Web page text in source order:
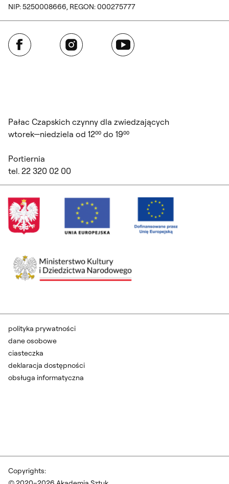
NIP: 5250008666, REGON: 000275777
Facebook Instagram YouTube
Pałac Czapskich czynny dla zwiedzających
wtorek—niedziela od 12⁰⁰ do 19⁰⁰
Portiernia
tel. 22 320 02 00
Copyrights:
polityka prywatności
dane osobowe
ciasteczka
deklaracja dostępności
obsługa informatyczna